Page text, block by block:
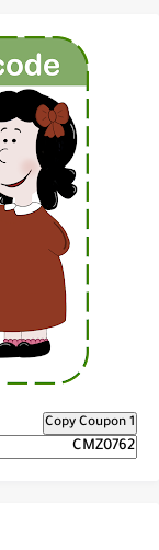
Copy Coupon 1